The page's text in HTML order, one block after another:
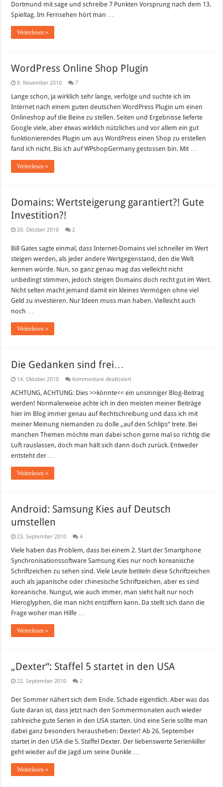
Dortmund mit sage und schreibe 7 Punkten Vorsprung nach dem 13.
Spieltag. Im Fernsehen hört man …
Weiterlesen »
WordPress Online Shop Plugin
8. November 2010 7
Lange schon, ja wirklich sehr lange, verfolge und suchte ich im
Internet nach einem guten deutschen WordPress Plugin um einen
Onlineshop auf die Beine zu stellen. Seiten und Ergebnisse lieferte
Google viele, aber etwas wirklich nützliches und vor allem ein gut
funktionierendes Plugin um aus WordPress einen Shop zu erstellen
fand ich nicht. Bis ich auf WPshopGermany gestossen bin. Mit …
Weiterlesen »
Domains: Wertsteigerung garantiert?! Gute
Investition?!
20. Oktober 2010 2
Bill Gates sagte einmal, dass Internet-Domains viel schneller im Wert
steigen werden, als jeder andere Wertgegenstand, den die Welt
kennen würde. Nun, so ganz genau mag das vielleicht nicht
unbedingt stimmen, jedoch steigen Domains doch recht gut im Wert.
Nicht selten macht jemand damit ein kleines Vermögen ohne viel
Geld zu investieren. Nur Ideen muss man haben. Vielleicht auch
noch …
Weiterlesen »
Die Gedanken sind frei…
14. Oktober 2010 Kommentare deaktiviertfür
Gedanken
frei…
ACHTUNG, ACHTUNG: Dies >>könnte<< ein unsinniger Blog-Beitrag
werden! Normalerweise achte ich in den meisten meiner Beiträge
hier im Blog immer genau auf Rechtschreibung und dass ich mit
meiner Meinung niemanden zu dolle „auf den Schlips“ trete. Bei
manchen Themen möchte man dabei schon gerne mal so richtig die
Luft rauslassen, doch man hält sich dann doch zurück. Entweder
entsteht der …
Weiterlesen »
Android: Samsung Kies auf Deutsch
umstellen
23. September 2010 4
Viele haben das Problem, dass bei einem 2. Start der Smartphone
Synchronisationssoftware Samsung Kies nur noch koreanische
Schriftzeichen zu sehen sind. Viele Leute betiteln diese Schriftzeichen
auch als japanische oder chinesische Schriftzeichen, aber es sind
koreanische. Nungut, wie auch immer, man sieht halt nur noch
Hieroglyphen, die man nicht entziffern kann. Da stellt sich dann die
Frage woher man Hilfe …
Weiterlesen »
„Dexter“: Staffel 5 startet in den USA
22. September 2010 2
Der Sommer nähert sich dem Ende. Schade eigentlich. Aber was das
Gute daran ist, dass jetzt nach den Sommermonaten auch wieder
zahlreiche gute Serien in den USA starten. Und eine Serie sollte man
dabei ganz besonders herausheben: Dexter! Ab 26. September
startet in den USA die 5. Staffel Dexter. Der liebenswerte Serienkiller
geht wieder auf die Jagd um seine Dunkle …
Weiterlesen »